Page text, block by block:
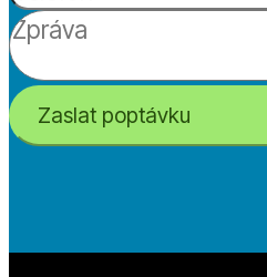
Zaslat poptávku